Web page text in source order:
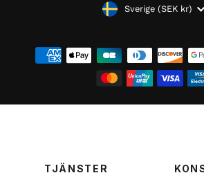
VALUTASverige (SEK kr)
TJÄNSTER